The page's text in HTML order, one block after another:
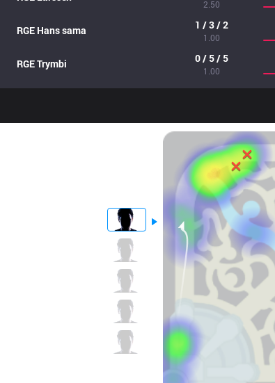
2.50
RGE Hans sama 1 / 3 / 2
1.00
RGETrymbi 0 / 5 / 5
1.00